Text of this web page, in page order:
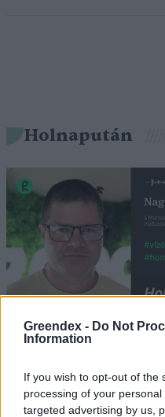
Greendex - Do Not
Information
If you wish to opt-out of the
processing of your
targeted advertising by us,
Holnapután
„Mindegy már,
Holnapután
Greendex 55:58